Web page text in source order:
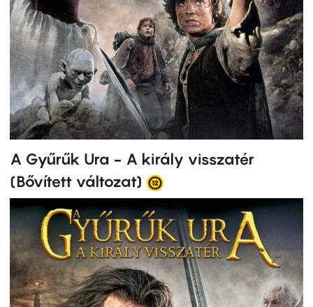
A Gyűrűk Ura - A király visszatér
(Bővített változat)